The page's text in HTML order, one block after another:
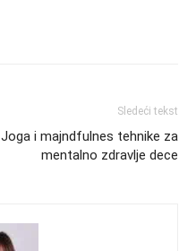
Sledeći tekst
Joga i majndfulnes tehnike za
mentalno zdravlje dece